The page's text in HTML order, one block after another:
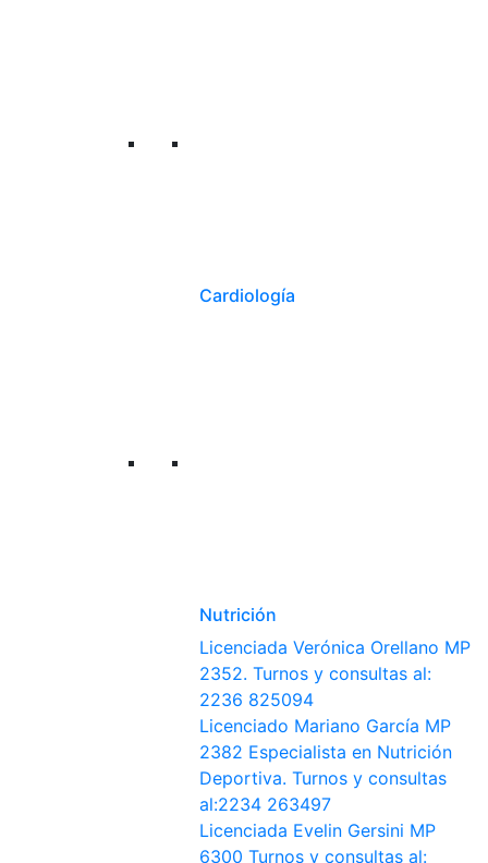
Cardiología
Nutrición
Licenciada Verónica Orellano MP
2352. Turnos y consultas al:
2236 825094
Licenciado Mariano García MP
2382 Especialista en Nutrición
Deportiva. Turnos y consultas
al:2234 263497
Licenciada Evelin Gersini MP
6300 Turnos y consultas al: